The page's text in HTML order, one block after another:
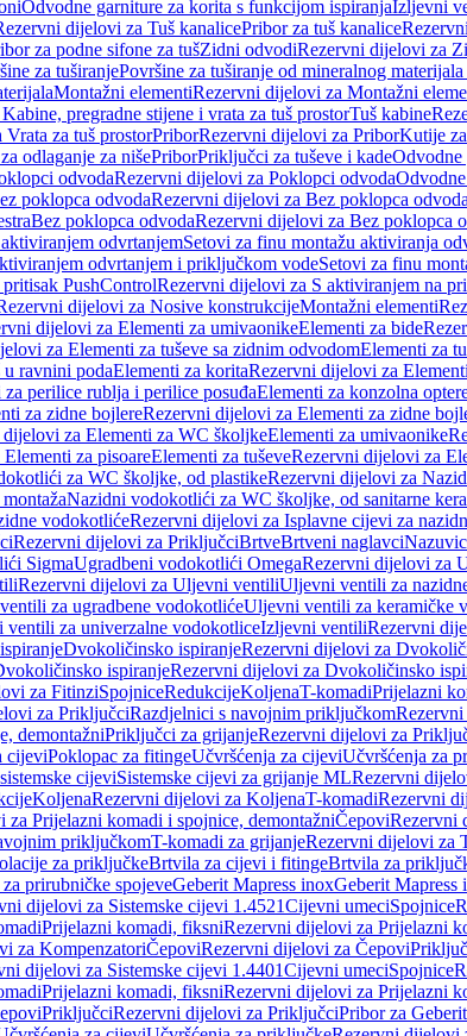
Odvodne garniture za korita s funkcijom ispiranjaIzljevni
dijelovi za Tuš kanalicePribor za tuš kanalice
za podne sifone za tušZidni odvodiRezervni dijelovi za
za tuširanjePovršine za tuširanje od mineralnog
Montažni elementiRezervni dijelovi za Montažni
pregradne stijene i vrata za tuš prostorTuš kabine
za tuš prostorPriborRezervni dijelovi za PriborKutije
odlaganje za nišePriborPriključci za tuševe i kadeOdvodne
odvodaRezervni dijelovi za Poklopci odvoda
poklopca odvodaRezervni dijelovi za Bez poklopca odvoda
Bez poklopca odvodaRezervni dijelovi za Bez poklopca
odvrtanjemSetovi za finu montažu aktiviranja
odvrtanjem i priključkom vodeSetovi za finu
PushControlRezervni dijelovi za S aktiviranjem na
dijelovi za Nosive konstrukcijeMontažni elementi
dijelovi za Elementi za umivaonikeElementi za bide
za Elementi za tuševe sa zidnim odvodomElementi za
ravnini podaElementi za koritaRezervni dijelovi za
perilice rublja i perilice posuđaElementi za konzolna
za zidne bojlereRezervni dijelovi za Elementi za zidne
za Elementi za WC školjkeElementi za umivaonike
za pisoareElementi za tuševeRezervni dijelovi za
za WC školjke, od plastikeRezervni dijelovi za
Nazidni vodokotlići za WC školjke, od sanitarne
vodokotlićeRezervni dijelovi za Isplavne cijevi za
Rezervni dijelovi za PriključciBrtveBrtveni naglavci
SigmaUgradbeni vodokotlići OmegaRezervni dijelovi za
Rezervni dijelovi za Uljevni ventiliUljevni ventili za
za ugradbene vodokotlićeUljevni ventili za keramičke
za univerzalne vodokotliceIzljevni ventiliRezervni
Dvokoličinsko ispiranjeRezervni dijelovi za
ispiranjeRezervni dijelovi za Dvokoličinsko
za FitinziSpojniceRedukcijeKoljenaT-komadiPrijelazni
za PriključciRazdjelnici s navojnim priključkom
demontažniPriključci za grijanjeRezervni dijelovi za
cijeviPoklopac za fitingeUčvršćenja za cijeviUčvršćenja za
cijeviSistemske cijevi za grijanje MLRezervni
KoljenaRezervni dijelovi za KoljenaT-komadiRezervni
za Prijelazni komadi i spojnice, demontažniČepoviRezervni
priključkomT-komadi za grijanjeRezervni dijelovi za
za priključkeBrtvila za cijevi i fitingeBrtvila za
prirubničke spojeveGeberit Mapress inoxGeberit Mapress
dijelovi za Sistemske cijevi 1.4521Cijevni umeciSpojnice
Prijelazni komadi, fiksniRezervni dijelovi za Prijelazni
za KompenzatoriČepoviRezervni dijelovi za Čepovi
dijelovi za Sistemske cijevi 1.4401Cijevni umeciSpojnice
Prijelazni komadi, fiksniRezervni dijelovi za Prijelazni
PriključciRezervni dijelovi za PriključciPribor za